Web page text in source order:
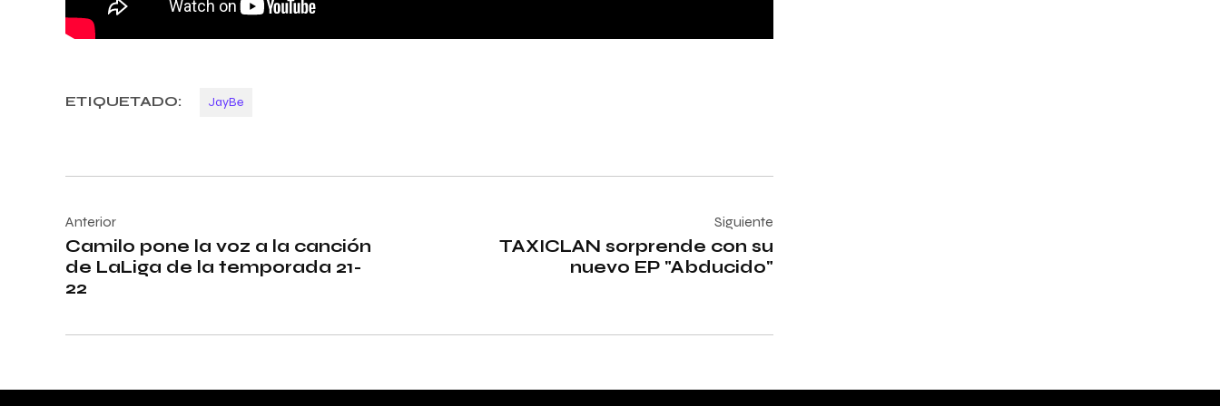
ETIQUETADO: JayBe
de
entradas
Anterior
Camilo pone la voz a la canción
de LaLiga de la temporada 21-
22
Siguiente
TAXICLAN sorprende con su
nuevo EP "Abducido"